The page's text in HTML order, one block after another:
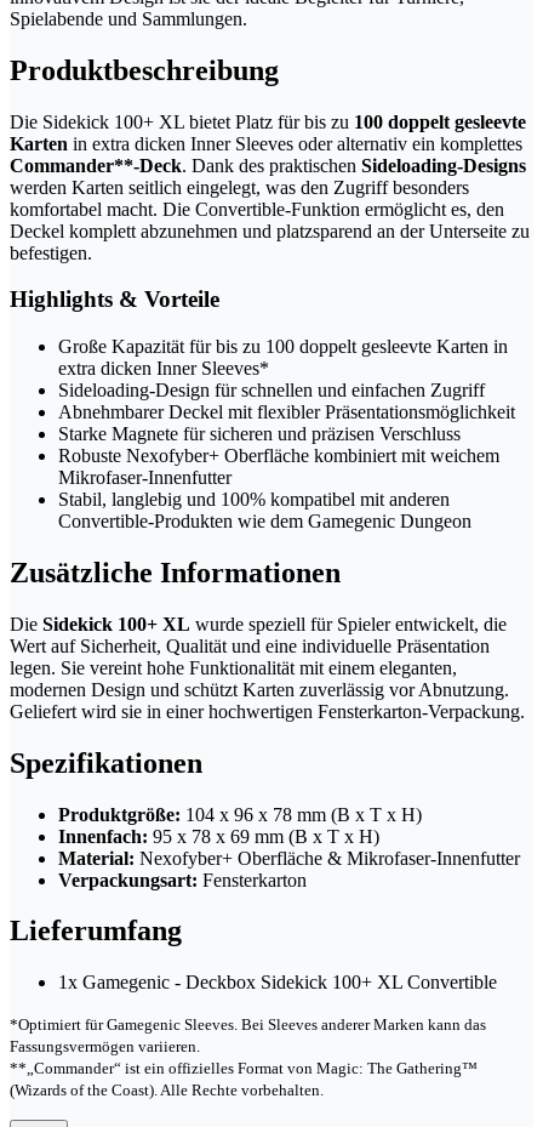
Spielabende und Sammlungen.
Produktbeschreibung
Die Sidekick 100+ XL bietet Platz für bis zu 100 doppelt gesleevte
Karten in extra dicken Inner Sleeves oder alternativ ein komplettes
Commander**-Deck. Dank des praktischen Sideloading-Designs
werden Karten seitlich eingelegt, was den Zugriff besonders
komfortabel macht. Die Convertible-Funktion ermöglicht es, den
Deckel komplett abzunehmen und platzsparend an der Unterseite zu
befestigen.
Highlights & Vorteile
Große Kapazität für bis zu 100 doppelt gesleevte Karten in
extra dicken Inner Sleeves*
Sideloading-Design für schnellen und einfachen Zugriff
Abnehmbarer Deckel mit flexibler Präsentationsmöglichkeit
Starke Magnete für sicheren und präzisen Verschluss
Robuste Nexofyber+ Oberfläche kombiniert mit weichem
Mikrofaser-Innenfutter
Stabil, langlebig und 100% kompatibel mit anderen
Convertible-Produkten wie dem Gamegenic Dungeon
Zusätzliche Informationen
Die Sidekick 100+ XL wurde speziell für Spieler entwickelt, die
Wert auf Sicherheit, Qualität und eine individuelle Präsentation
legen. Sie vereint hohe Funktionalität mit einem eleganten,
modernen Design und schützt Karten zuverlässig vor Abnutzung.
Geliefert wird sie in einer hochwertigen Fensterkarton-Verpackung.
Spezifikationen
Produktgröße: 104 x 96 x 78 mm (B x T x H)
Innenfach: 95 x 78 x 69 mm (B x T x H)
Material: Nexofyber+ Oberfläche & Mikrofaser-Innenfutter
Verpackungsart: Fensterkarton
Lieferumfang
1x Gamegenic - Deckbox Sidekick 100+ XL Convertible
*Optimiert für Gamegenic Sleeves. Bei Sleeves anderer Marken kann das
Fassungsvermögen variieren.
**„Commander“ ist ein offizielles Format von Magic: The Gathering™
(Wizards of the Coast). Alle Rechte vorbehalten.